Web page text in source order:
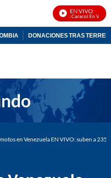
EN VIVO
Noticias Caracol En Vivo
DONACIONES TRAS
en Venezuela EN VIVO: suben a